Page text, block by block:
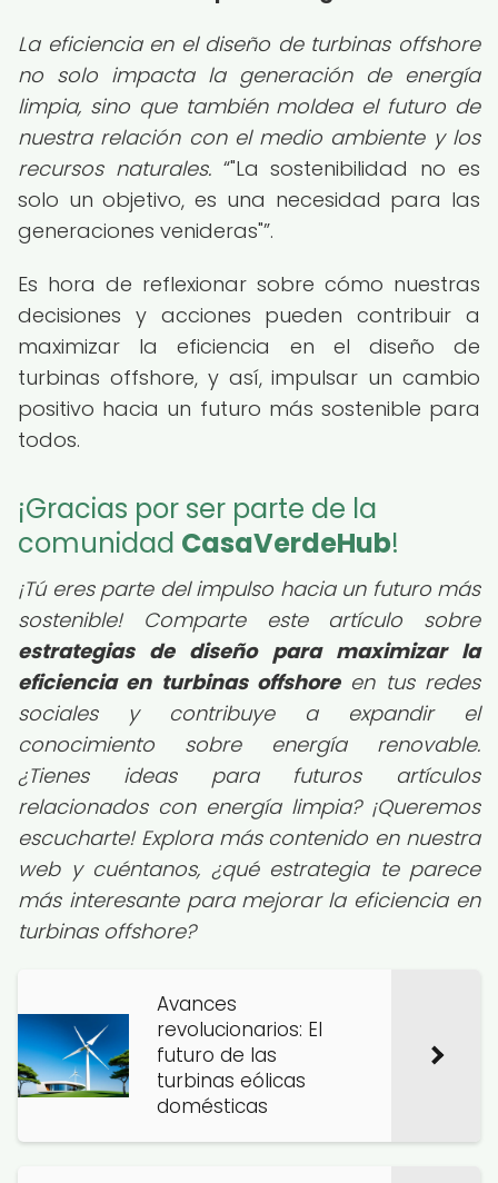
La eficiencia en el diseño de turbinas offshore
no solo impacta la generación de energía
limpia, sino que también moldea el futuro de
nuestra relación con el medio ambiente y los
recursos naturales.
"La sostenibilidad no es
solo un objetivo, es una necesidad para las
generaciones venideras" .
Es hora de reflexionar sobre cómo nuestras
decisiones y acciones pueden contribuir a
maximizar la eficiencia en el diseño de
turbinas offshore, y así, impulsar un cambio
positivo hacia un futuro más sostenible para
todos.
¡Gracias por ser parte de la
comunidad CasaVerdeHub!
¡Tú eres parte del impulso hacia un futuro más
sostenible! Comparte este artículo sobre
estrategias de diseño para maximizar la
eficiencia en turbinas offshoreen tus redes
sociales y contribuye a expandir el
conocimiento sobre energía renovable.
¿Tienes ideas para futuros artículos
relacionados con energía limpia? ¡Queremos
escucharte! Explora más contenido en nuestra
web y cuéntanos, ¿qué estrategia te parece
más interesante para mejorar la eficiencia en
turbinas offshore?
Avances
revolucionarios: El
futuro de las
turbinas eólicas
domésticas